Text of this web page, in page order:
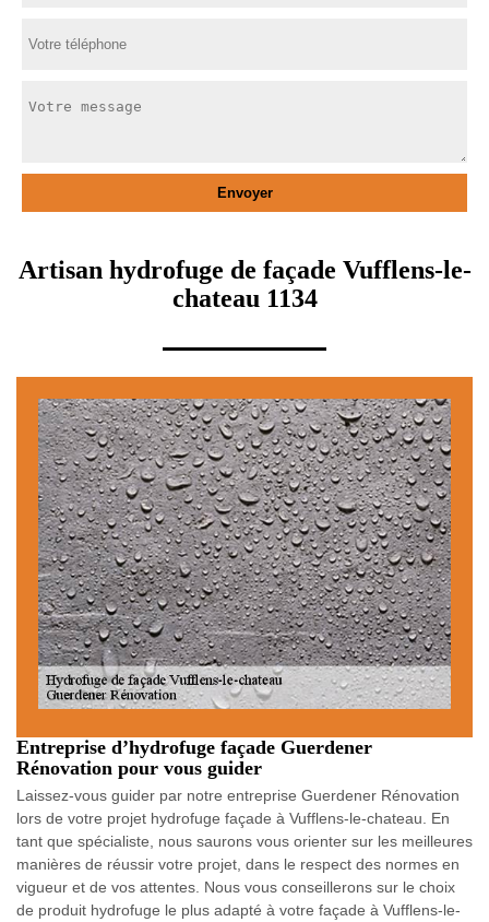
Artisan hydrofuge de façade Vufflens-le-
chateau 1134
Entreprise d’hydrofuge façade Guerdener
Rénovation pour vous guider
Laissez-vous guider par notre entreprise Guerdener Rénovation
lors de votre projet hydrofuge façade à Vufflens-le-chateau. En
tant que spécialiste, nous saurons vous orienter sur les meilleures
manières de réussir votre projet, dans le respect des normes en
vigueur et de vos attentes. Nous vous conseillerons sur le choix
de produit hydrofuge le plus adapté à votre façade à Vufflens-le-